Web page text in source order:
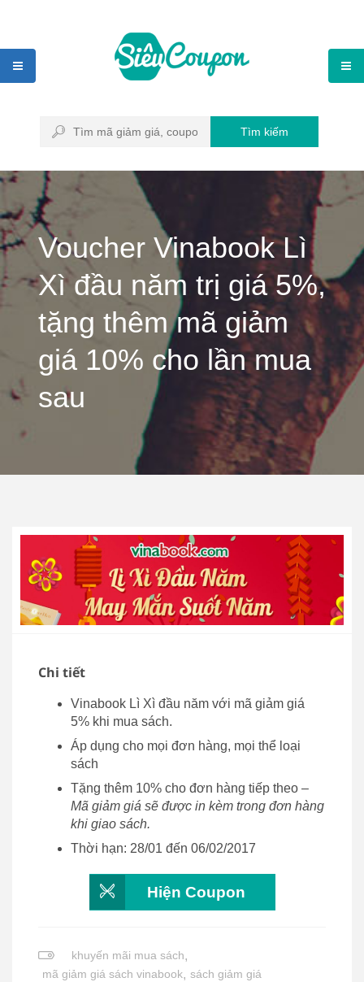
Tìm kiếm
Voucher Vinabook Lì
Xì đầu năm trị giá 5%,
tặng thêm mã giảm
giá 10% cho lần mua
sau
Chi tiết
Vinabook Lì Xì đầu năm với mã giảm giá
5% khi mua sách.
Áp dụng cho mọi đơn hàng, mọi thể loại
sách
Tặng thêm 10% cho đơn hàng tiếp theo –
Mã giảm giá sẽ được in kèm trong đơn hàng
khi giao sách.
Thời hạn: 28/01 đến 06/02/2017
Hiện Coupon
khuyến mãi mua sách,
mã giảm giá sách vinabook, sách giảm giá